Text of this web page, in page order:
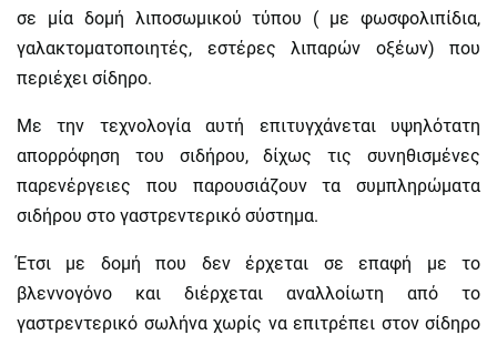
σε μία δομή λιποσωμικού τύπου ( με φωσφολιπίδια,
γαλακτοματοποιητές, εστέρες λιπαρών οξέων) που
περιέχει σίδηρο.
Με την τεχνολογία αυτή επιτυγχάνεται υψηλότατη
απορρόφηση του σιδήρου, δίχως τις συνηθισμένες
παρενέργειες που παρουσιάζουν τα συμπληρώματα
σιδήρου στο γαστρεντερικό σύστημα.
Έτσι με δομή που δεν έρχεται σε επαφή με το
βλεννογόνο και διέρχεται αναλλοίωτη από το
γαστρεντερικό σωλήνα χωρίς να επιτρέπει στον σίδηρο